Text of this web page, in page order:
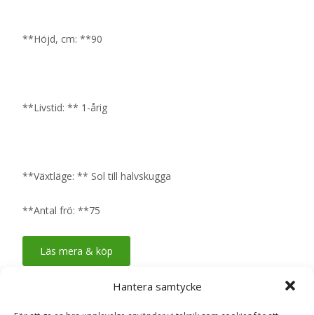
Hantera samtycke
**Höjd, cm: **90
**Livstid: ** 1-årig
**Växtläge: ** Sol till halvskugga
**Antal frö: **75
Läs mera & köp